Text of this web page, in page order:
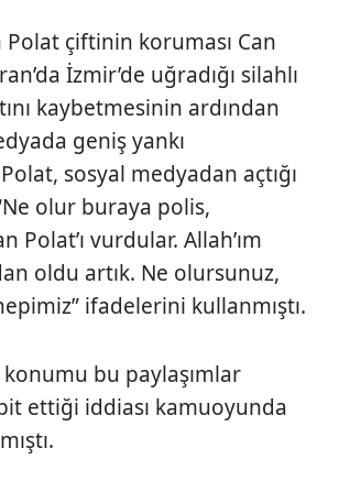
çiftinin koruması Can
İzmir’de uğradığı silahlı
kaybetmesinin ardından
geniş yankı
sosyal medyadan açtığı
olur buraya polis,
Polat’ı vurdular. Allah’ım
oldu artık. Ne olursunuz,
ifadelerini kullanmıştı.
konumu bu paylaşımlar
ettiği iddiası kamuoyunda